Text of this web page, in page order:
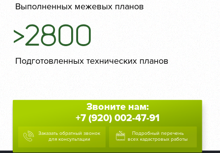
Выполненных межевых планов
>2800
Подготовленных технических планов
Звоните нам:
+7 (920) 002-47-91
Заказать обратный звонок
для консультации
Подробный перечень
всех кадастровых работы